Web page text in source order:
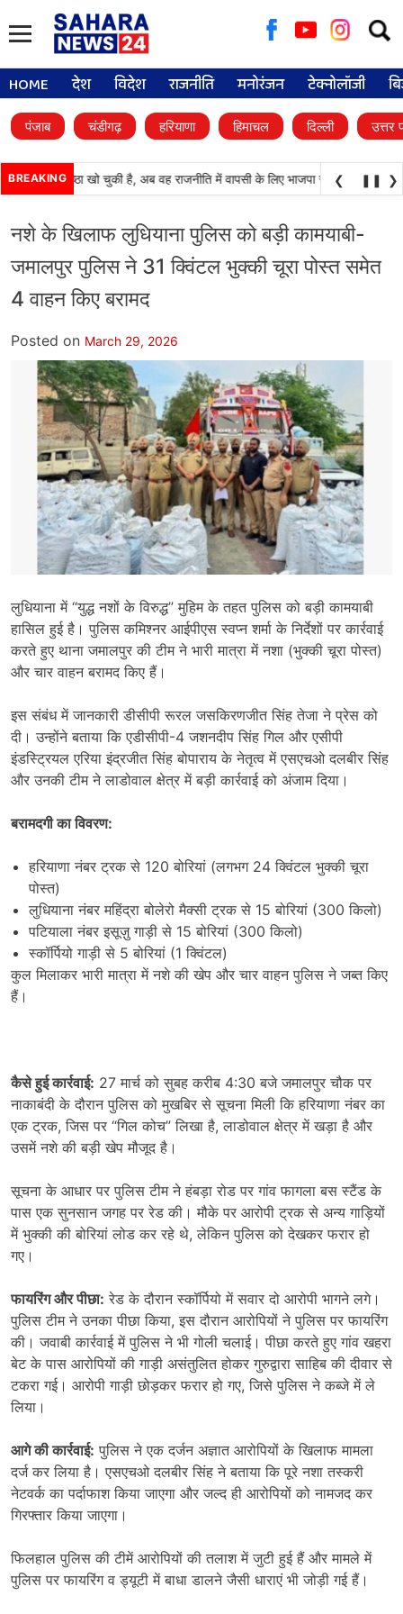
for:
HOME देश विदेश राजनीति मनोरंजन टेक्नोलॉजी
पंजाब चंडीगढ़ हरियाणा हिमाचल दिल्ली उत्तर
BREAKING
अपनी प्रतिष्ठा खो चुकी है, अब वह राजनीति में वापसी के लिए भाजपा से समझौता करने
❮ ❚❚ ❯
नशे के खिलाफ लुधियाना पुलिस को बड़ी कामयाबी-
जमालपुर पुलिस ने 31 क्विंटल भुक्की चूरा पोस्त समेत
4 वाहन किए बरामद
Posted on March 29, 2026
लुधियाना में “युद्ध नशों के विरुद्ध” मुहिम के तहत पुलिस को बड़ी कामयाबी
हासिल हुई है। पुलिस कमिश्नर आईपीएस स्वप्न शर्मा के निर्देशों पर कार्रवाई
करते हुए थाना जमालपुर की टीम ने भारी मात्रा में नशा (भुक्की चूरा पोस्त)
और चार वाहन बरामद किए हैं।
इस संबंध में जानकारी डीसीपी रूरल जसकिरणजीत सिंह तेजा ने प्रेस को
दी। उन्होंने बताया कि एडीसीपी-4 जशनदीप सिंह गिल और एसीपी
इंडस्ट्रियल एरिया इंद्रजीत सिंह बोपाराय के नेतृत्व में एसएचओ दलबीर सिंह
और उनकी टीम ने लाडोवाल क्षेत्र में बड़ी कार्रवाई को अंजाम दिया।
बरामदगी का विवरण:
हरियाणा नंबर ट्रक से 120 बोरियां (लगभग 24 क्विंटल भुक्की चूरा
पोस्त)
लुधियाना नंबर महिंद्रा बोलेरो मैक्सी ट्रक से 15 बोरियां (300 किलो)
पटियाला नंबर इसूज़ु गाड़ी से 15 बोरियां (300 किलो)
स्कॉर्पियो गाड़ी से 5 बोरियां (1 क्विंटल)
कुल मिलाकर भारी मात्रा में नशे की खेप और चार वाहन पुलिस ने जब्त किए
हैं।
कैसे हुई कार्रवाई: 27 मार्च को सुबह करीब 4:30 बजे जमालपुर चौक पर
नाकाबंदी के दौरान पुलिस को मुखबिर से सूचना मिली कि हरियाणा नंबर का
एक ट्रक, जिस पर “गिल कोच” लिखा है, लाडोवाल क्षेत्र में खड़ा है और
उसमें नशे की बड़ी खेप मौजूद है।
सूचना के आधार पर पुलिस टीम ने हंबड़ा रोड पर गांव फागला बस स्टैंड के
पास एक सुनसान जगह पर रेड की। मौके पर आरोपी ट्रक से अन्य गाड़ियों
में भुक्की की बोरियां लोड कर रहे थे, लेकिन पुलिस को देखकर फरार हो
गए।
फायरिंग और पीछा: रेड के दौरान स्कॉर्पियो में सवार दो आरोपी भागने लगे।
पुलिस टीम ने उनका पीछा किया, इस दौरान आरोपियों ने पुलिस पर फायरिंग
की। जवाबी कार्रवाई में पुलिस ने भी गोली चलाई। पीछा करते हुए गांव खहरा
बेट के पास आरोपियों की गाड़ी असंतुलित होकर गुरुद्वारा साहिब की दीवार से
टकरा गई। आरोपी गाड़ी छोड़कर फरार हो गए, जिसे पुलिस ने कब्जे में ले
लिया।
आगे की कार्रवाई: पुलिस ने एक दर्जन अज्ञात आरोपियों के खिलाफ मामला
दर्ज कर लिया है। एसएचओ दलबीर सिंह ने बताया कि पूरे नशा तस्करी
नेटवर्क का पर्दाफाश किया जाएगा और जल्द ही आरोपियों को नामजद कर
गिरफ्तार किया जाएगा।
फिलहाल पुलिस की टीमें आरोपियों की तलाश में जुटी हुई हैं और मामले में
पुलिस पर फायरिंग व ड्यूटी में बाधा डालने जैसी धाराएं भी जोड़ी गई हैं।